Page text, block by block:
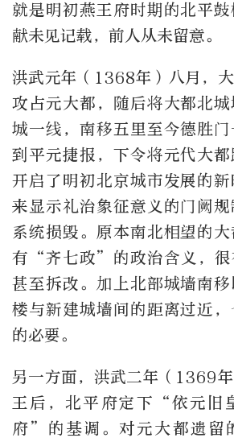
就是明初燕王府时期的北平
献未见记载，前人从未留意。
洪武元年（1368年）八月，
攻占元大都，随后将大都北
城一线，南移五里至今德胜
到平元捷报，下令将元代大都
开启了明初北京城市发展的
来显示礼治象征意义的门阙规
系统损毁。原本南北相望的
有“齐七政”的政治含义，很
甚至拆改。加上北部城墙南
楼与新建城墙间的距离过近
的必要。
另一方面，洪武二年（1369
王后，北平府定下“依元旧
府”的基调。对元大都遗留